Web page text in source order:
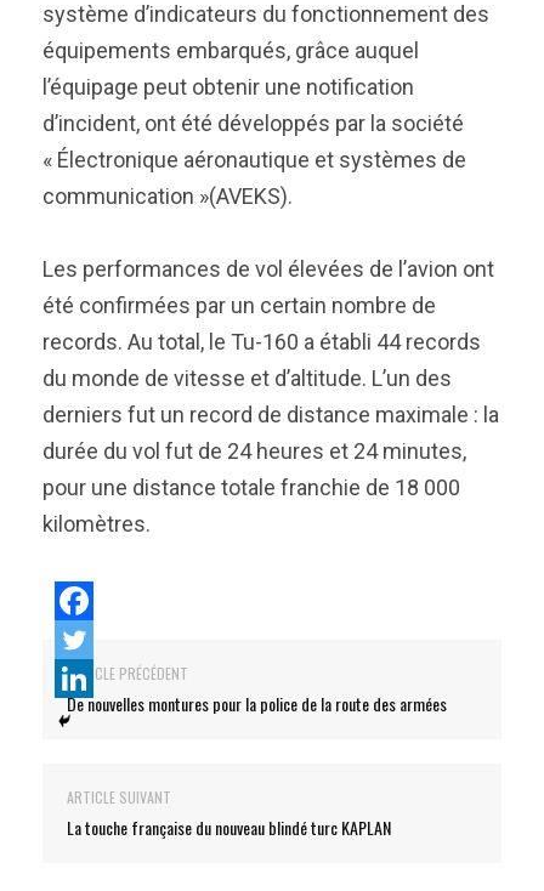
système d’indicateurs du fonctionnement des
équipements embarqués, grâce auquel
l’équipage peut obtenir une notification
d’incident, ont été développés par la société
« Électronique aéronautique et systèmes de
communication »(AVEKS).
Les performances de vol élevées de l’avion ont
été confirmées par un certain nombre de
records. Au total, le Tu-160 a établi 44 records
du monde de vitesse et d’altitude. L’un des
derniers fut un record de distance maximale : la
durée du vol fut de 24 heures et 24 minutes,
pour une distance totale franchie de 18 000
kilomètres.
ARTICLE PRÉCÉDENT
De nouvelles montures pour la police de la route des armées
ARTICLE SUIVANT
La touche française du nouveau blindé turc KAPLAN